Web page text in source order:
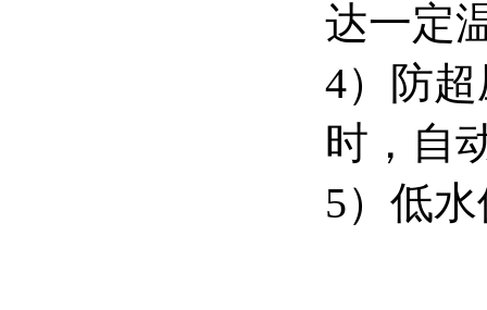
达一定
4）防
时，自
5）低